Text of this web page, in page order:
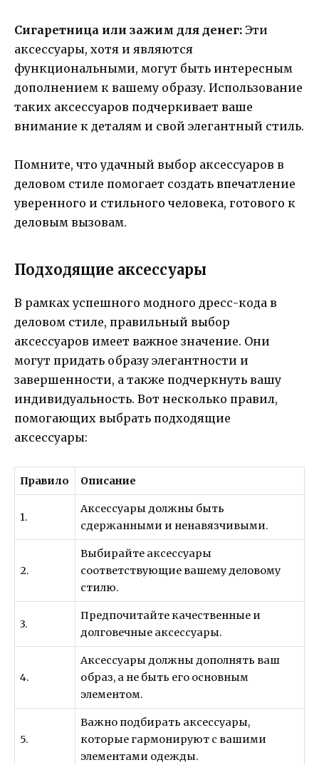
Сигаретница или зажим для денег: Эти
аксессуары, хотя и являются
функциональными, могут быть интересным
дополнением к вашему образу. Использование
таких аксессуаров подчеркивает ваше
внимание к деталям и свой элегантный стиль.
Помните, что удачный выбор аксессуаров в
деловом стиле помогает создать впечатление
уверенного и стильного человека, готового к
деловым вызовам.
Подходящие аксессуары
В рамках успешного модного дресс-кода в
деловом стиле, правильный выбор
аксессуаров имеет важное значение. Они
могут придать образу элегантности и
завершенности, а также подчеркнуть вашу
индивидуальность. Вот несколько правил,
помогающих выбрать подходящие
аксессуары:
Правило Описание
1.
Аксессуары должны быть
сдержанными и ненавязчивыми.
2.
Выбирайте аксессуары
соответствующие вашему деловому
стилю.
3.
Предпочитайте качественные и
долговечные аксессуары.
4.
Аксессуары должны дополнять ваш
образ, а не быть его основным
элементом.
5.
Важно подбирать аксессуары,
которые гармонируют с вашими
элементами одежды.